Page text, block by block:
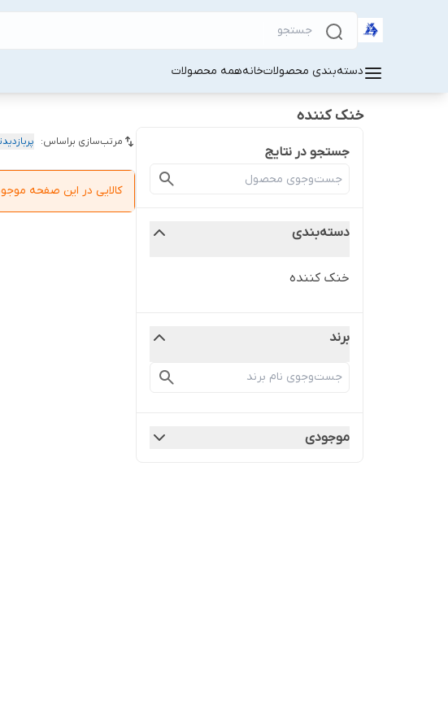
دسته‌بندی محصولاتخانههمه محصولات
خنک کننده
جستجو در نتایج
دسته‌بندی
خنک کننده
برند
موجودی
مرتب‌سازی براساس:
کالایی در این صفحه